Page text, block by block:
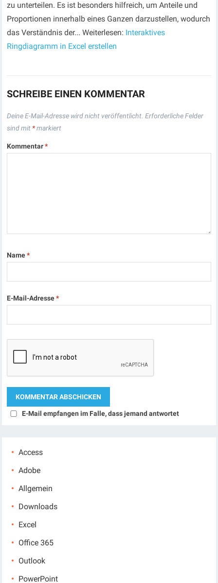
zu unterteilen. Es ist besonders hilfreich, um Anteile und
Proportionen innerhalb eines Ganzen darzustellen, wodurch
das Verständnis der... Weiterlesen: Interaktives
Ringdiagramm in Excel erstellen
SCHREIBE EINEN KOMMENTAR
Deine E-Mail-Adresse wird nicht veröffentlicht. Erforderliche Felder
sind mit *markiert
Kommentar*
Name*
E-Mail-Adresse*
E-Mail empfangen im Falle, dass jemand antwortet
Access
Adobe
Allgemein
Downloads
Excel
Office 365
Outlook
PowerPoint